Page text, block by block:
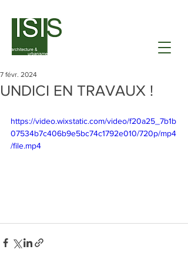
UNDICI EN TRAVAUX !
7 févr. 2024
https://video.wixstatic.com/video/f20a25_7b1b
07534b7c406b9e5bc74c1792e010/720p/mp4
/file.mp4